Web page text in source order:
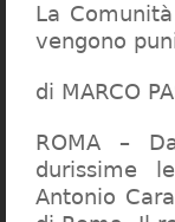
La
vengono
di MARCO
ROMA –
durissime
Antonio